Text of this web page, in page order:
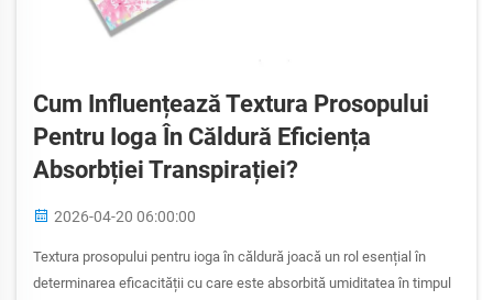
Cum Influențează Textura Prosopului
Pentru Ioga În Căldură Eficiența
Absorbției Transpirației?
2026-04-20 06:00:00
Textura prosopului pentru ioga în căldură joacă un rol esențial în
determinarea eficacității cu care este absorbită umiditatea în timpul